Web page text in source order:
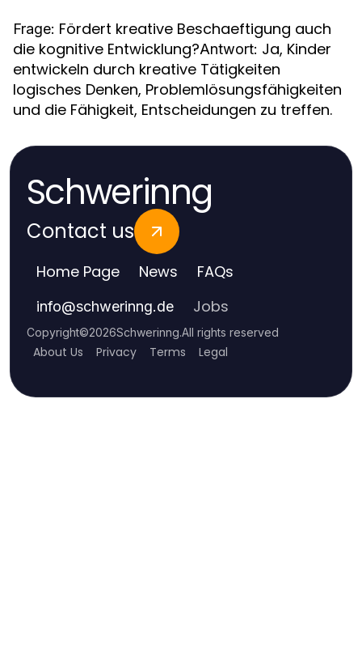
Frage: Fördert kreative Beschaeftigung auch
die kognitive Entwicklung?Antwort: Ja, Kinder
entwickeln durch kreative Tätigkeiten
logisches Denken, Problemlösungsfähigkeiten
und die Fähigkeit, Entscheidungen zu treffen.
Schwerinng
Contact us
Home Page News FAQs
info@schwerinng.de Jobs
Copyright©2026Schwerinng.All rights reserved
About Us Privacy Terms Legal